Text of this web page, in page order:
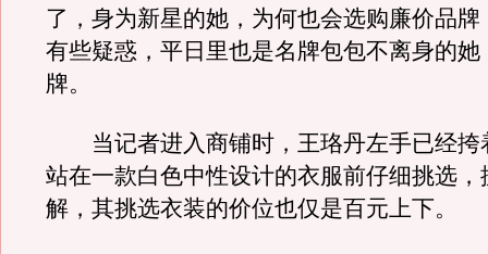
了，身为新星的她，为何也会选购廉价品牌
有些疑惑，平日里也是名牌包包不离身的她
牌。
当记者进入商铺时，王珞丹左手已经挎
站在一款白色中性设计的衣服前仔细挑选，
解，其挑选衣装的价位也仅是百元上下。